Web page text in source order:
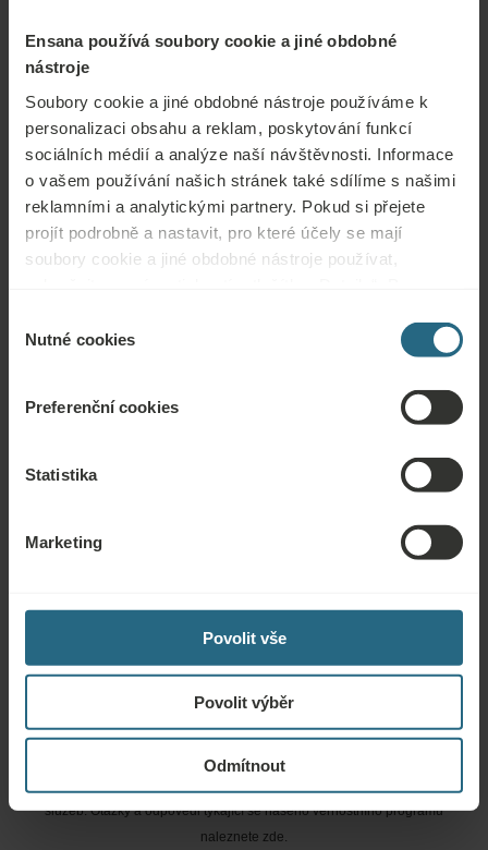
Ensana používá soubory cookie a jiné obdobné
nástroje
Soubory cookie a jiné obdobné nástroje používáme k
personalizaci obsahu a reklam, poskytování funkcí
sociálních médií a analýze naší návštěvnosti. Informace
o vašem používání našich stránek také sdílíme s našimi
reklamními a analytickými partnery. Pokud si přejete
projít podrobně a nastavit, pro které účely se mají
soubory cookie a jiné obdobné nástroje používat,
„Povolit vše“.
souhlasu
Nutné cookies
Preferenční cookies
Statistika
Marketing
Povolit vše
Povolit výběr
Odmítnout
Pokoje & Apartmány
Otázky
služeb. Otázky a odpovědi týkající se našeho věrnostního programu
naleznete zde.